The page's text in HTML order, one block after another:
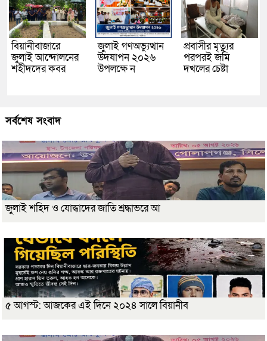
বিয়ানীবাজারে
জুলাই আন্দোলনের
শহীদদের কবর
জুলাই গণঅভ্যুত্থান
উদযাপন ২০২৬
উপলক্ষে ন
প্রবাসীর মৃত্যুর
পরপরই জমি
দখলের চেষ্টা
সর্বশেষ সংবাদ
জুলাই শহিদ ও যোদ্ধাদের জাতি শ্রদ্ধাভরে আ
৫ আগস্ট: আজকের এই দিনে ২০২৪ সালে বিয়ানীব